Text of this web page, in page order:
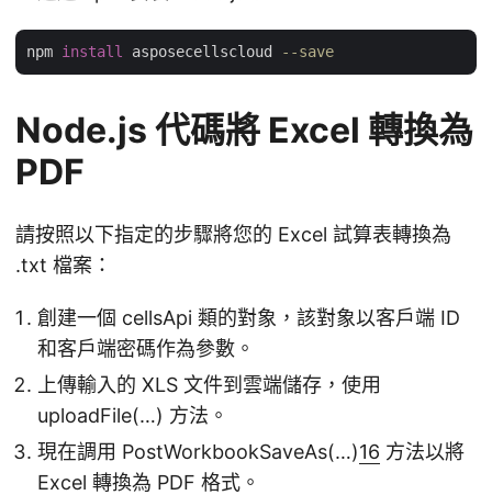
npm install asposecellscloud --save
Node.js 代碼將 Excel 轉換為
PDF
請按照以下指定的步驟將您的 Excel 試算表轉換為
.txt 檔案：
創建一個 cellsApi 類的對象，該對象以客戶端 ID
和客戶端密碼作為參數。
上傳輸入的 XLS 文件到雲端儲存，使用
uploadFile(…) 方法。
現在調用 PostWorkbookSaveAs(…)16 方法以將
Excel 轉換為 PDF 格式。